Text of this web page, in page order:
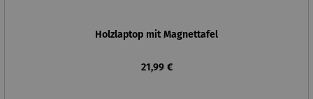
Holzlaptop mit Magnettafel
Regulärer Preis:
21,99 €